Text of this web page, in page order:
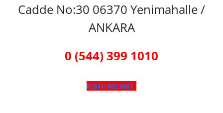
Cadde No:30 06370 Yenimahalle /
ANKARA
0 (544) 399 1010
0 (531) 602 6861